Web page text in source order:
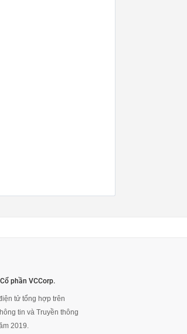
phần VCCorp.
tử tổng hợp trên
tin và Truyền thông
2019.